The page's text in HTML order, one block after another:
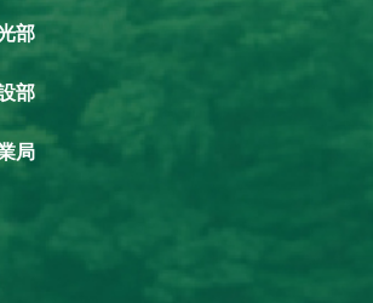
部
部
局